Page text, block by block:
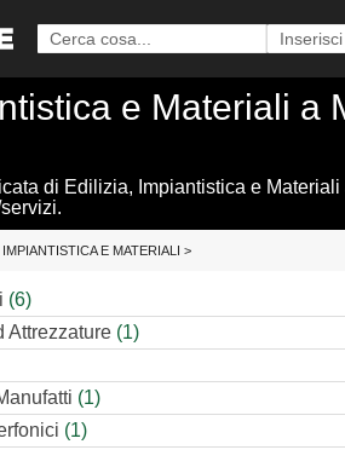
e Materiali a
di Edilizia, Impiantistica e
E MATERIALI >
(6)
Attrezzature (1)
(1)
(1)